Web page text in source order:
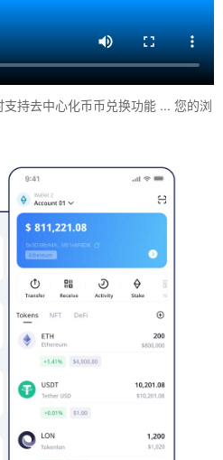
持去中心化币币兑换功能 ... 您的浏